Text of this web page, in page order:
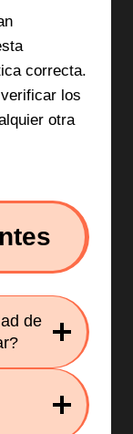
correcta.
los
otra
de